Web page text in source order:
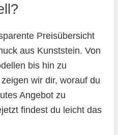
Preisübersicht
aus Kunststein. Von
bis hin zu
wir dir, worauf du
Angebot zu
findest du leicht das